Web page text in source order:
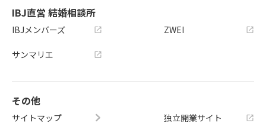
IBJ直営 結婚相談所
IBJメンバーズ
サンマリエ
ZWEI
その他
サイトマップ
独立開業サイト